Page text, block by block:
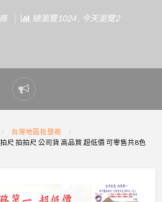
總瀏覽1024 , 今天瀏覽2
Report
problem
台灣地區批發商
尺 拍拍尺 公司貨 高品質 超低價 可零售共8色